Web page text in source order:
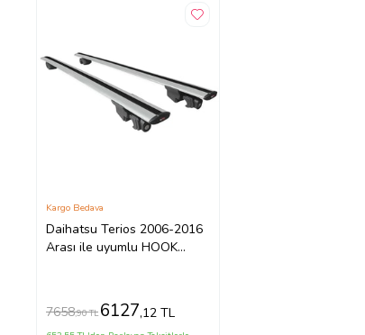
Daihatsu Terios 2006-2016
Arası ile uyumlu HOOK
Kargo Bedava
7658,90 TL 6127,12 TL